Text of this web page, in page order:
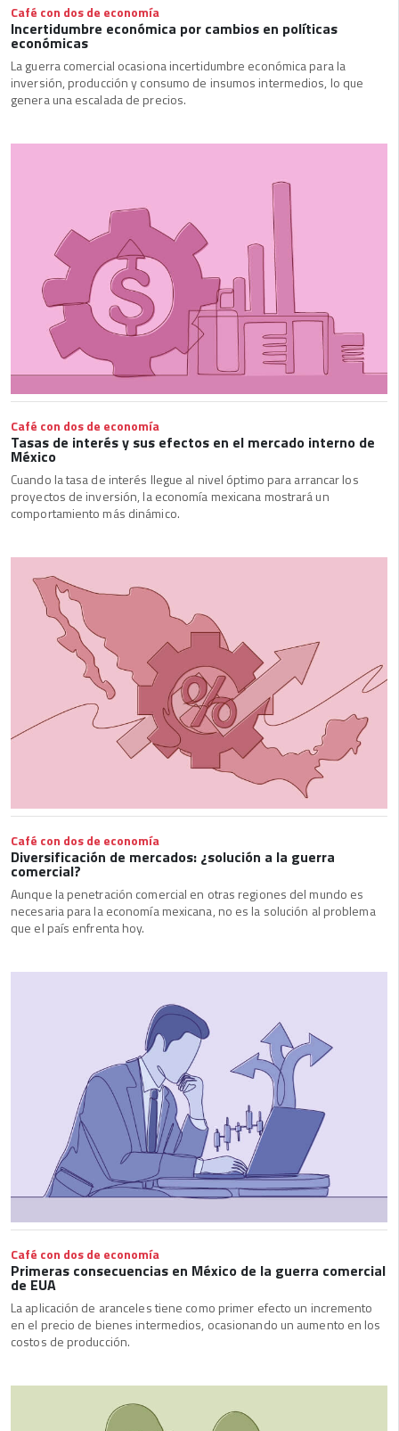
Café con dos de economía
Incertidumbre económica por cambios en políticas
económicas
La guerra comercial ocasiona incertidumbre económica para la
inversión, producción y consumo de insumos intermedios, lo que
genera una escalada de precios.
Café con dos de economía
Tasas de interés y sus efectos en el mercado interno de
México
Cuando la tasa de interés llegue al nivel óptimo para arrancar los
proyectos de inversión, la economía mexicana mostrará un
comportamiento más dinámico.
Café con dos de economía
Diversificación de mercados: ¿solución a la guerra
comercial?
Aunque la penetración comercial en otras regiones del mundo es
necesaria para la economía mexicana, no es la solución al problema
que el país enfrenta hoy.
Café con dos de economía
Primeras consecuencias en México de la guerra comercial
de EUA
La aplicación de aranceles tiene como primer efecto un incremento
en el precio de bienes intermedios, ocasionando un aumento en los
costos de producción.